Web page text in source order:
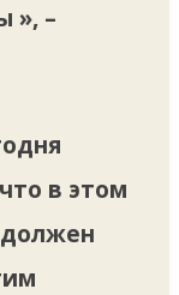
», –
в этом